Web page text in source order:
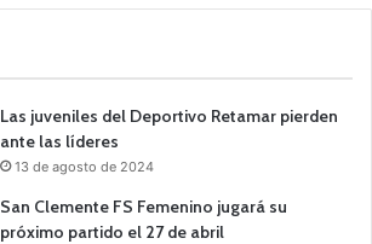
Las juveniles del Deportivo Retamar pierden
ante las líderes
13 de agosto de 2024
San Clemente FS Femenino jugará su
próximo partido el 27 de abril